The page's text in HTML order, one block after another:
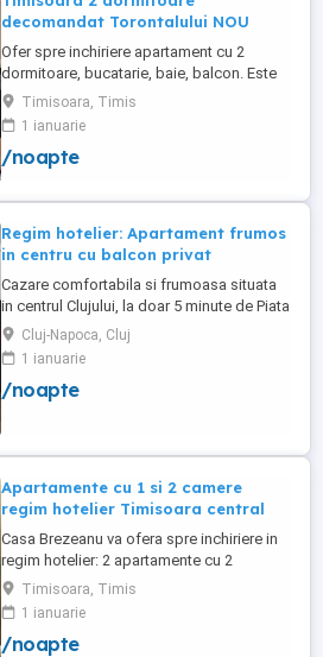
decomandat Torontalului NOU
Ofer spre inchiriere apartament cu 2
dormitoare, bucatarie, baie, balcon. Este
complet utilat si mobilat nou, clima,
internet, tv, video interfon masina de
spalat haine, lenjerii, prosoape,
consumabile. In incinta complexului de
de joaca pentru copii. Apartamentul ...
Timisoara, Timis
1 ianuarie
/noapte
Regim hotelier: Apartament frumos
in centru cu balcon privat
Cazare comfortabila si frumoasa situata
in centrul Clujului, la doar 5 minute de Piata
Mihai Viteazu, intr-un bloc nou.
Apartamentul este mobilat si utilat
complet, avand aragaz, hota, cuptor de
microunde, fierbator de apa, masina de
Cluj-Napoca, Cluj
1 ianuarie
/noapte
Apartamente cu 1 si 2 camere
regim hotelier Timisoara central
Casa Brezeanu va ofera spre inchiriere in
regim hotelier: 2 apartamente cu 2
dormitoare, baie si bucatarie proprie. (4
locuri cazare in fiecare apartament) 1
apartament cu 1 dormitor, baie si
bucatarie proprie. (3 locuri cazare) Fiecare
Timisoara, Timis
1 ianuarie
/noapte